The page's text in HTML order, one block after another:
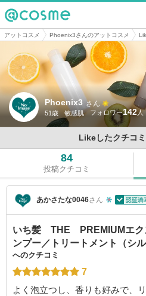
@cosme
アットコスメ Phoenix3さんのアットコスメ
Phoenix3 さん
51歳 敏感肌 142
Likeしたクチコミ
84
投稿クチコミ
あかさたな0046さん
いち髪 THE PREMIUMエク
ンプー／トリートメント（シ
へのクチコミ
7
よく泡立つし、香りも好みで、